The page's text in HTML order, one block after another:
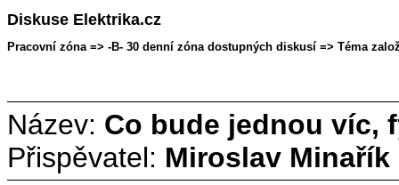
Diskuse Elektrika.cz
Pracovní zóna => -B- 30 denní zóna dostupných diskusí => Téma
Název: Co bude jednou víc,
Přispěvatel: Miroslav Minařík